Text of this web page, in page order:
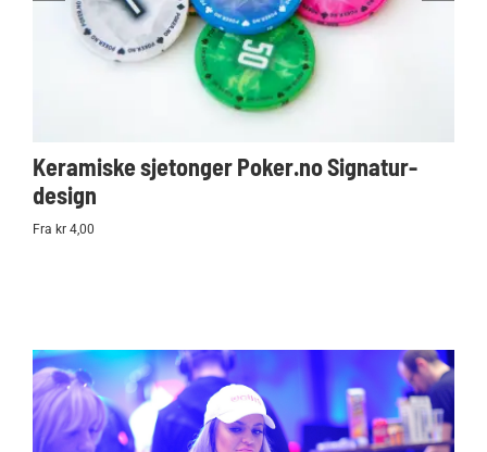
Keramiske sjetonger Poker.no Signatur-
design
Fra kr 4,00